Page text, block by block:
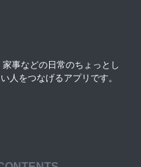
事などの日常のちょっとし
人をつなげるアプリです。